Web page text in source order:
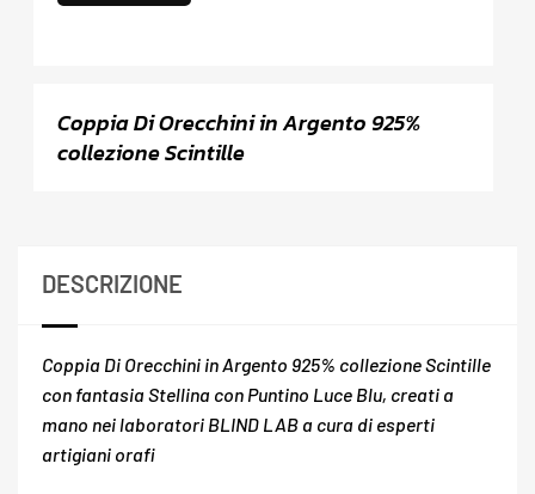
Coppia Di Orecchini in Argento 925%
collezione Scintille
DESCRIZIONE
Coppia Di Orecchini in Argento 925% collezione Scintille
con fantasia Stellina con Puntino Luce Blu, creati a
mano nei laboratori BLIND LAB a cura di esperti
artigiani orafi